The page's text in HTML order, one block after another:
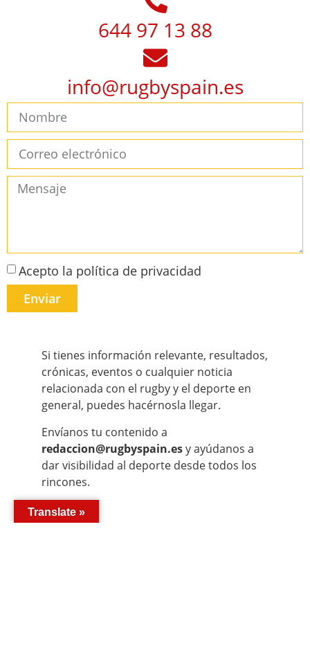
644 97 13 88
info@rugbyspain.es
Acepto la política de privacidad
Enviar
Si tienes información relevante, resultados,
crónicas, eventos o cualquier noticia
relacionada con el rugby y el deporte en
general, puedes hacérnosla llegar.
Envíanos tu contenido a
redaccion@rugbyspain.esy ayúdanos a
dar visibilidad al deporte desde todos los
rincones.
Translate »